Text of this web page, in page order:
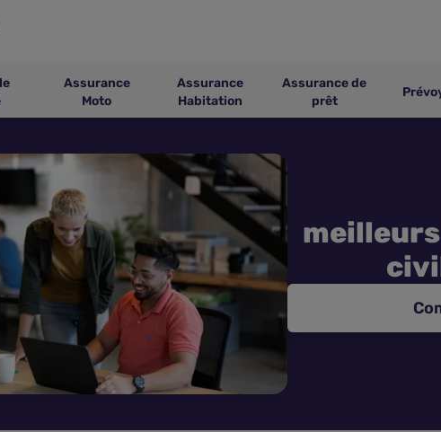
Assurance
Moto
Assurance
Habitation
Assurance de
prêt